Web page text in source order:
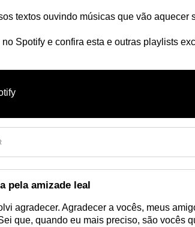
textos ouvindo músicas que vão aquecer
no Spotify e confira esta e outras playlists
pela amizade leal
agradecer. Agradecer a vocês, meus
que, quando eu mais preciso, são vocês